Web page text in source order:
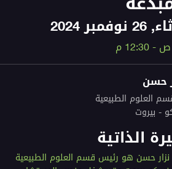
2024
حسن
العلوم الطبيعية
- بيروت
الذاتية
نزار حسن هو رئيس قسم العلوم الطبيعية